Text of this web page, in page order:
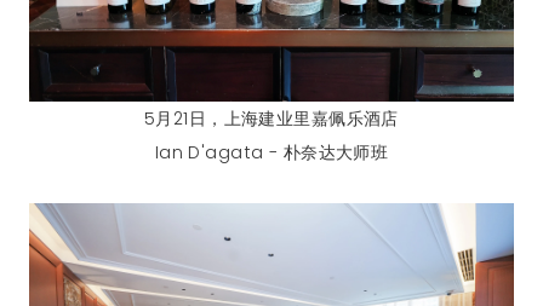
5月21日，上海建业里嘉佩乐酒店
Ian D'agata - 朴奈达大师班